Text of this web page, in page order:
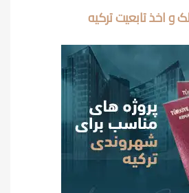
و اخذ تابعیت ترکیه